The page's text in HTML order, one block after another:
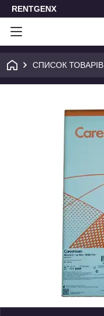
RENTGENX
СПИСОК ТОВАРІВ